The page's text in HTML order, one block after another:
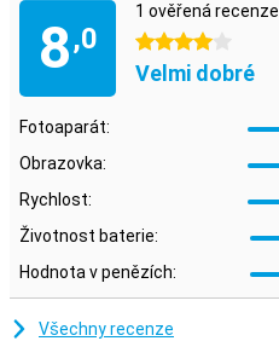
8,0
1 ověřená recenze
4 hvězdičky
Velmi dobré
Fotoaparát:
Obrazovka:
Rychlost:
Životnost baterie:
Hodnota v penězích:
Všechny recenze